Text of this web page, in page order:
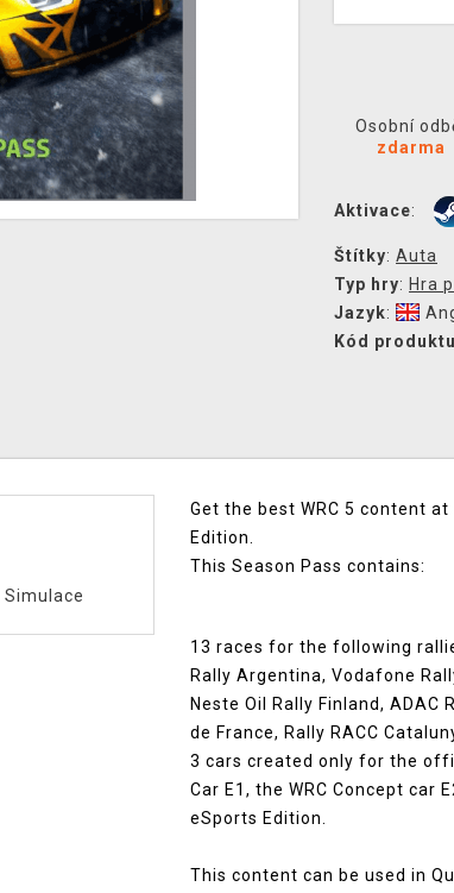
Osobní
zdarma
Aktivace:
Štítky: Auta
Typ hry: Hra
Jazyk:
Kód produktu
Simulace
Get the best WRC 5 content
Edition.
This Season Pass contains:
13 races for the following
Rally Argentina, Vodafone
Neste Oil Rally Finland, ADAC
de France, Rally RACC
3 cars created only for the
Car E1, the WRC Concept car
eSports Edition.
This content can be used in